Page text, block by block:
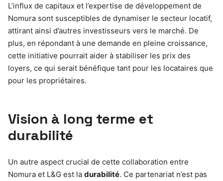
L’influx de capitaux et l’expertise de développement de
Nomura sont susceptibles de dynamiser le secteur locatif,
attirant ainsi d’autres investisseurs vers le marché. De
plus, en répondant à une demande en pleine croissance,
cette initiative pourrait aider à stabiliser les prix des
loyers, ce qui serait bénéfique tant pour les locataires que
pour les propriétaires.
Vision à long terme et
durabilité
Un autre aspect crucial de cette collaboration entre
Nomura et L&G est la durabilité. Ce partenariat n’est pas